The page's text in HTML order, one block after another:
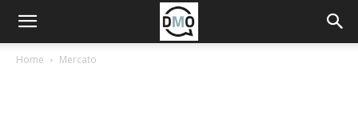
Home Mercato